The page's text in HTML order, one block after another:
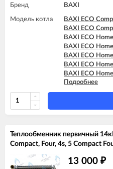
Бренд BAXI
Модель котла
BAXI ECO
BAXI ECO
BAXI ECO
BAXI ECO
BAXI ECO
BAXI ECO
BAXI ECO
BAXI ECO
BAXI ECO-4s
BAXI ECO-5
BAXI ECO-5
BAXI
BAXI
BAXI
BAXI
Подробнее
Теплообменник первичный
Compact, Four, 4s, 5 Compact
13 000 ₽